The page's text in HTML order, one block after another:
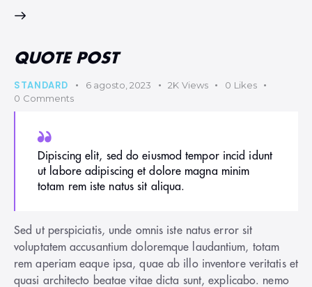
QUOTE POST
STANDARD 6 agosto, 2023 2K Views 0 Likes
0 Comments
Dipiscing elit, sed do eiusmod tempor incid idunt
ut labore adipiscing et dolore magna minim
totam rem iste natus sit aliqua.
Sed ut perspiciatis, unde omnis iste natus error sit
voluptatem accusantium doloremque laudantium, totam
rem aperiam eaque ipsa, quae ab illo inventore veritatis et
quasi architecto beatae vitae dicta sunt, explicabo. nemo